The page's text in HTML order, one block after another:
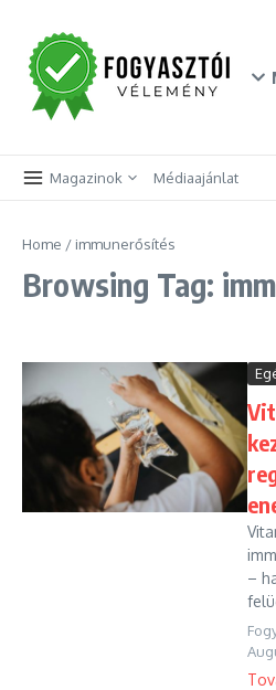
Magazinok Médiaajánlat
Home / immunerősítés
Browsing Tag:
–